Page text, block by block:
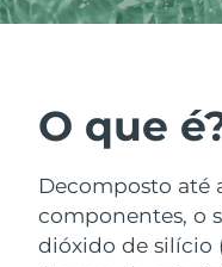
O que
Decomposto até
componentes, o
dióxido de silício
FAQ™ Dual LED
POPULAR
País de envio
Reino Unido
Espanha